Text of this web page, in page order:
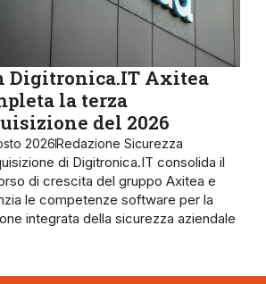
Digitronica.IT Axitea
la terza
del 2026
2026Redazione Sicurezza
di Digitronica.IT consolida il
di crescita del gruppo Axitea e
le competenze software per la
integrata della sicurezza aziendale